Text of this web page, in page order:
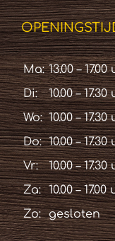
Ma: 13.00 –
Di:
10.00 –
Wo: 10.00 –
Do: 10.00 –
Vr:
10.00 –
Za:
10.00 – 17.00
Zo:
gesloten